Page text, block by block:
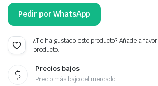
Pedir por WhatsApp
¿Te ha gustado este producto? Añade a
producto.
Precios bajos
Precio más bajo del mercado